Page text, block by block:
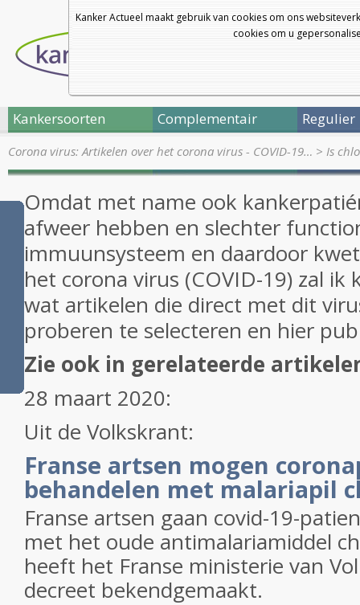
Kanker Actueel maakt gebruik van cookies om ons
cookies om u
Kankersoorten Complementair Regulier
Corona virus: Artikelen over het corona virus - COVID-19… > Is
Omdat met name ook
afweer hebben en slechter
immuunsysteem en daardoor
het corona virus (COVID-19) zal ik
wat artikelen die direct met dit
proberen te selecteren en hier
Zie ook in gerelateerde
28 maart 2020:
Uit de Volkskrant:
Franse artsen mogen
behandelen met malariapil
Franse artsen gaan covid-19-
met het oude antimalariamiddel
heeft het Franse ministerie van
decreet bekendgemaakt.